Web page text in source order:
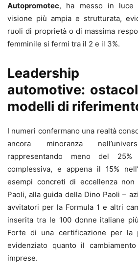
Autopromotec, ha messo in luce
visione più ampia e strutturata,
ruoli di proprietà o di massima
femminile si fermi tra il 2 e il 3%.
Leadership
automotive:
modelli di
I numeri confermano una realtà
ancora minoranza
rappresentando meno del
complessiva, e appena il 15%
esempi concreti di eccellenza non
Paoli, alla guida della Dino Paoli –
avvitatori per la Formula 1 e altri
inserita tra le 100 donne italiane
Forte di una certificazione per la
evidenziato quanto il
imprese.